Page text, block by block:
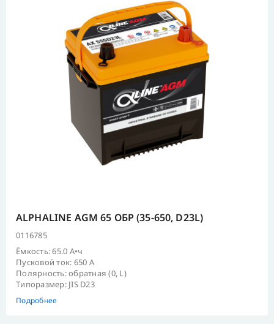
ALPHALINE AGM 65 ОБР (35-650, D23L)
0116785
Ёмкость: 65.0 А•ч
Пусковой ток: 650 А
Полярность: обратная (0, L)
Типоразмер: JIS D23
Подробнее